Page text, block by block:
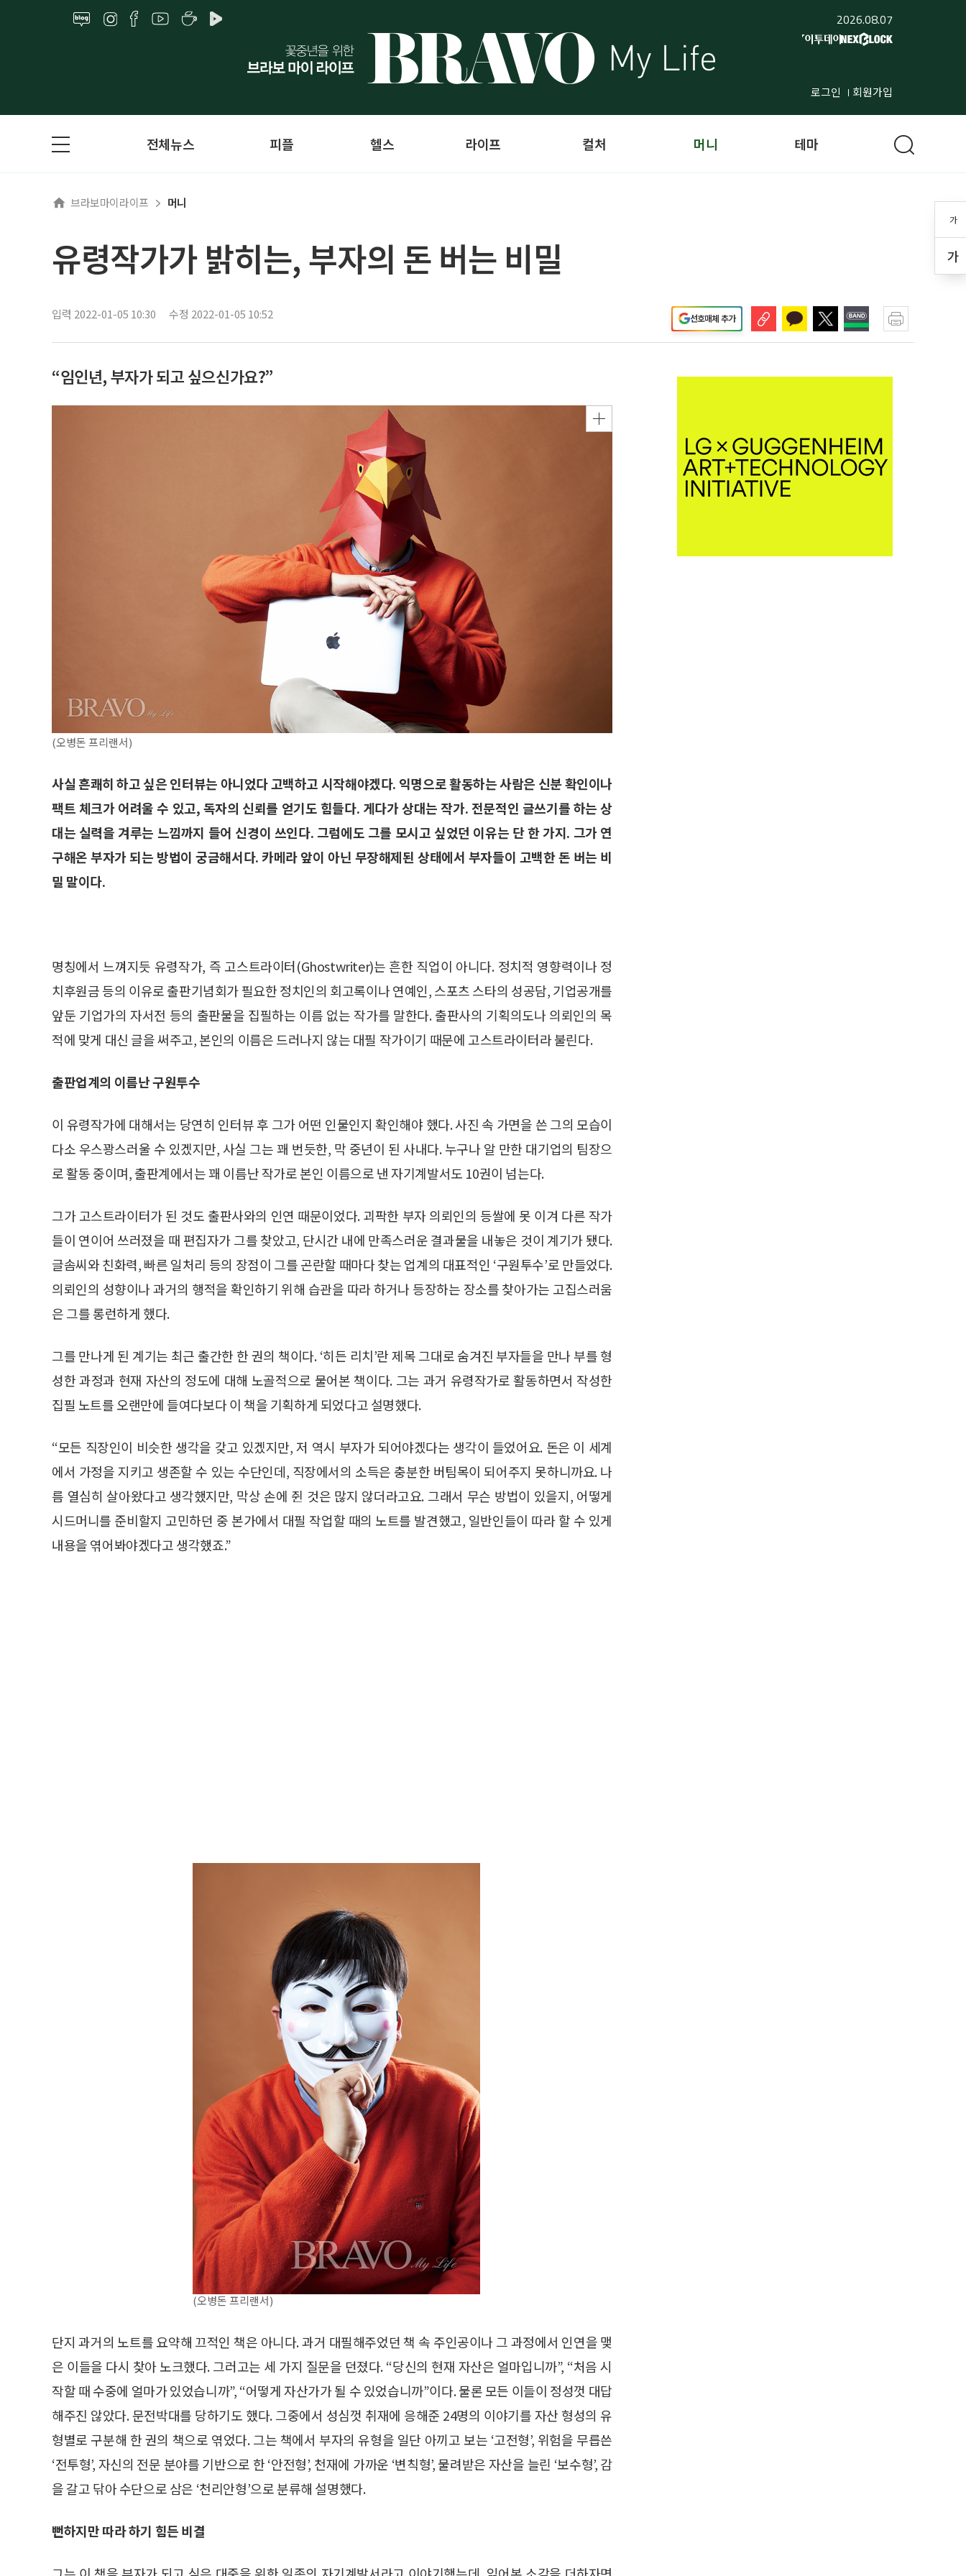
2026.08.07
로그인 회원가입
가
가
전체뉴스 피플 헬스 라이프 컬처 머니 테마
브라보마이라이프 머니
유령작가가 밝히는, 부자의 돈 버는 비밀
입력 2022-01-05 10:30 수정 2022-01-05 10:52 선호매체 추가
“임인년, 부자가 되고 싶으신가요?”
(오병돈 프리랜서)
사실 흔쾌히 하고 싶은 인터뷰는 아니었다 고백하고 시작해야겠다. 익명으로 활동하는 사람은 신분 확인이나
팩트 체크가 어려울 수 있고, 독자의 신뢰를 얻기도 힘들다. 게다가 상대는 작가. 전문적인 글쓰기를 하는 상
대는 실력을 겨루는 느낌까지 들어 신경이 쓰인다. 그럼에도 그를 모시고 싶었던 이유는 단 한 가지. 그가 연
구해온 부자가 되는 방법이 궁금해서다. 카메라 앞이 아닌 무장해제된 상태에서 부자들이 고백한 돈 버는 비
밀 말이다.
명칭에서 느껴지듯 유령작가, 즉 고스트라이터(Ghostwriter)는 흔한 직업이 아니다. 정치적 영향력이나 정
치후원금 등의 이유로 출판기념회가 필요한 정치인의 회고록이나 연예인, 스포츠 스타의 성공담, 기업공개를
앞둔 기업가의 자서전 등의 출판물을 집필하는 이름 없는 작가를 말한다. 출판사의 기획의도나 의뢰인의 목
적에 맞게 대신 글을 써주고, 본인의 이름은 드러나지 않는 대필 작가이기 때문에 고스트라이터라 불린다.
출판업계의 이름난 구원투수
이 유령작가에 대해서는 당연히 인터뷰 후 그가 어떤 인물인지 확인해야 했다. 사진 속 가면을 쓴 그의 모습이
다소 우스꽝스러울 수 있겠지만, 사실 그는 꽤 번듯한, 막 중년이 된 사내다. 누구나 알 만한 대기업의 팀장으
로 활동 중이며, 출판계에서는 꽤 이름난 작가로 본인 이름으로 낸 자기계발서도 10권이 넘는다.
그가 고스트라이터가 된 것도 출판사와의 인연 때문이었다. 괴팍한 부자 의뢰인의 등쌀에 못 이겨 다른 작가
들이 연이어 쓰러졌을 때 편집자가 그를 찾았고, 단시간 내에 만족스러운 결과물을 내놓은 것이 계기가 됐다.
글솜씨와 친화력, 빠른 일처리 등의 장점이 그를 곤란할 때마다 찾는 업계의 대표적인 ‘구원투수’로 만들었다.
의뢰인의 성향이나 과거의 행적을 확인하기 위해 습관을 따라 하거나 등장하는 장소를 찾아가는 고집스러움
은 그를 롱런하게 했다.
그를 만나게 된 계기는 최근 출간한 한 권의 책이다. ‘히든 리치’란 제목 그대로 숨겨진 부자들을 만나 부를 형
성한 과정과 현재 자산의 정도에 대해 노골적으로 물어본 책이다. 그는 과거 유령작가로 활동하면서 작성한
집필 노트를 오랜만에 들여다보다 이 책을 기획하게 되었다고 설명했다.
“모든 직장인이 비슷한 생각을 갖고 있겠지만, 저 역시 부자가 되어야겠다는 생각이 들었어요. 돈은 이 세계
에서 가정을 지키고 생존할 수 있는 수단인데, 직장에서의 소득은 충분한 버팀목이 되어주지 못하니까요. 나
름 열심히 살아왔다고 생각했지만, 막상 손에 쥔 것은 많지 않더라고요. 그래서 무슨 방법이 있을지, 어떻게
시드머니를 준비할지 고민하던 중 본가에서 대필 작업할 때의 노트를 발견했고, 일반인들이 따라 할 수 있게
내용을 엮어봐야겠다고 생각했죠.”
(오병돈 프리랜서)
단지 과거의 노트를 요약해 끄적인 책은 아니다. 과거 대필해주었던 책 속 주인공이나 그 과정에서 인연을 맺
은 이들을 다시 찾아 노크했다. 그러고는 세 가지 질문을 던졌다. “당신의 현재 자산은 얼마입니까”, “처음 시
작할 때 수중에 얼마가 있었습니까”, “어떻게 자산가가 될 수 있었습니까”이다. 물론 모든 이들이 정성껏 대답
해주진 않았다. 문전박대를 당하기도 했다. 그중에서 성심껏 취재에 응해준 24명의 이야기를 자산 형성의 유
형별로 구분해 한 권의 책으로 엮었다. 그는 책에서 부자의 유형을 일단 아끼고 보는 ‘고전형’, 위험을 무릅쓴
‘전투형’, 자신의 전문 분야를 기반으로 한 ‘안전형’, 천재에 가까운 ‘변칙형’, 물려받은 자산을 늘린 ‘보수형’, 감
을 갈고 닦아 수단으로 삼은 ‘천리안형’으로 분류해 설명했다.
뻔하지만 따라 하기 힘든 비결